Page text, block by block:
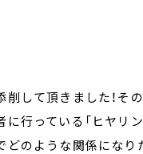
して頂きました！そ
行っている「ヒヤリ
のような関係になり